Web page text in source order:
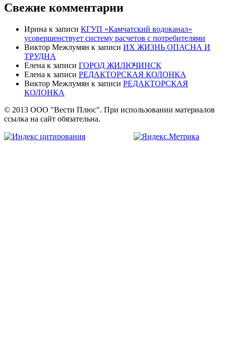
Свежие комментарии
Ирина к записи КГУП «Камчатский водоканал»
усовершенствует систему расчетов с потребителями
Виктор Межлумян к записи ИХ ЖИЗНЬ ОПАСНА И
ТРУДНА
Елена к записи ГОРОД ЖИЛЮЧИНСК
Елена к записи РЕДАКТОРСКАЯ КОЛОНКА
Виктор Межлумян к записи РЕДАКТОРСКАЯ
КОЛОНКА
© 2013 ООО "Вести Плюс". При использовании материалов
ссылка на сайт обязательна.